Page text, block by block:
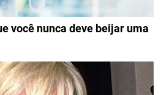
você nunca deve beijar uma